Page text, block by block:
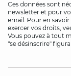
Ces données sont
newsletter et pour
email. Pour en
exercer vos droits,
Vous pouvez à tout
"se désinscrire"